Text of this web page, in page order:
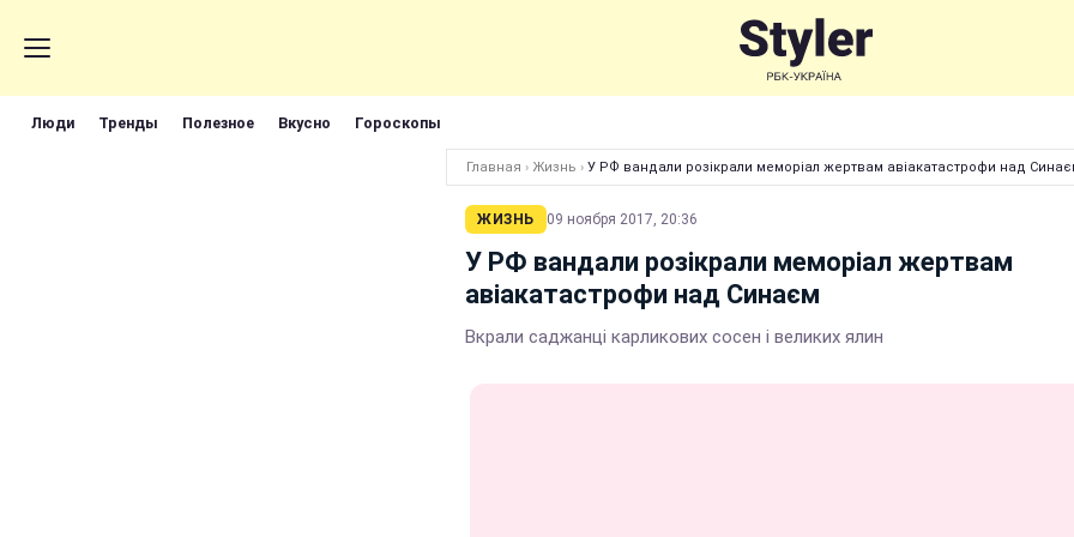
Люди Тренды Полезное Вкусно Гороскопы
Главная › Жизнь › У РФ вандали розікрали меморіал жертвам авіакатастрофи над
ЖИЗНЬ 09 ноября 2017, 20:36
У РФ вандали розікрали меморіал жертвам
авіакатастрофи над Синаєм
Вкрали саджанці карликових сосен і великих ялин